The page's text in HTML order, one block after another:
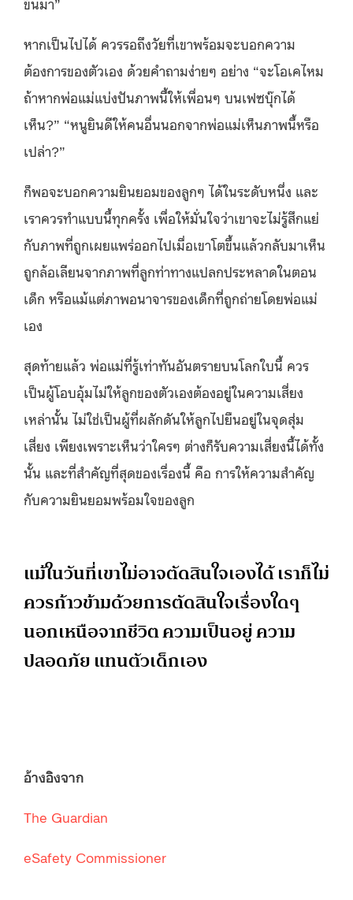
หากเป็นไปได้ ควรรอถึงวัยที่เขาพร้อมจะบอกความ
ต้องการของตัวเอง ด้วยคำถามง่ายๆ อย่าง “จะโอเคไหม
ถ้าหากพ่อแม่แบ่งปันภาพนี้ให้เพื่อนๆ บนเฟซบุ๊กได้
เห็น?” “หนูยินดีให้คนอื่นนอกจากพ่อแม่เห็นภาพนี้หรือ
เปล่า?”
ก็พอจะบอกความยินยอมของลูกๆ ได้ในระดับหนึ่ง และ
เราควรทำแบบนี้ทุกครั้ง เพื่อให้มั่นใจว่าเขาจะไม่รู้สึกแย่
กับภาพที่ถูกเผยแพร่ออกไปเมื่อเขาโตขึ้นแล้วกลับมาเห็น
ถูกล้อเลียนจากภาพที่ลูกท่าทางแปลกประหลาดในตอน
เด็ก หรือแม้แต่ภาพอนาจารของเด็กที่ถูกถ่ายโดยพ่อแม่
เอง
สุดท้ายแล้ว พ่อแม่ที่รู้เท่าทันอันตรายบนโลกใบนี้ ควร
เป็นผู้โอบอุ้มไม่ให้ลูกของตัวเองต้องอยู่ในความเสี่ยง
เหล่านั้น ไม่ใช่เป็นผู้ที่ผลักดันให้ลูกไปยืนอยู่ในจุดสุ่ม
เสี่ยง เพียงเพราะเห็นว่าใครๆ ต่างก็รับความเสี่ยงนี้ได้ทั้ง
นั้น และที่สำคัญที่สุดของเรื่องนี้ คือ การให้ความสำคัญ
กับความยินยอมพร้อมใจของลูก
แม้ในวันที่เขาไม่อาจตัดสินใจเองได้ เราก็ไม่
ควรก้าวข้ามด้วยการตัดสินใจเรื่องใดๆ
นอกเหนือจากชีวิต ความเป็นอยู่ ความ
ปลอดภัย แทนตัวเด็กเอง
อ้างอิงจาก
The Guardian
eSafety Commissioner